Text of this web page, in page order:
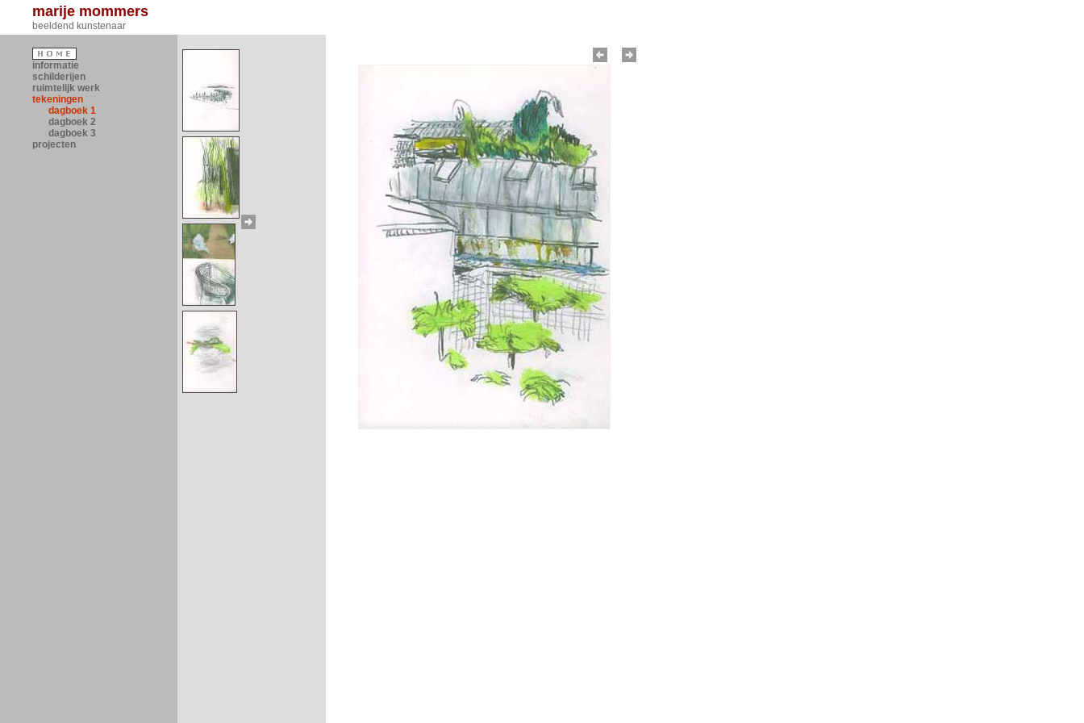
marije mommers
beeldend kunstenaar
informatie
schilderijen
ruimtelijk werk
tekeningen
dagboek 1
dagboek 2
dagboek 3
projecten